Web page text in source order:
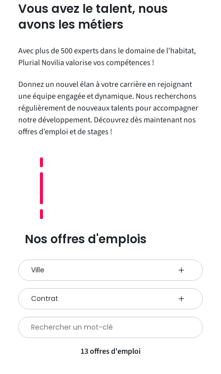
Vous avez le talent, nous
avons les métiers
Avec plus de 500 experts dans le domaine de l'habitat,
Plurial Novilia valorise vos compétences !
Donnez un nouvel élan à votre carrière en rejoignant
une équipe engagée et dynamique. Nous recherchons
régulièrement de nouveaux talents pour accompagner
notre développement. Découvrez dès maintenant nos
offres d’emploi et de stages !
Nos offres d'emplois
Filtres
de
recherche
des
offres
Filtrer
par
ville
Filtrer
par
type
de
contrat
Rechercher
une
13offresd'emploi